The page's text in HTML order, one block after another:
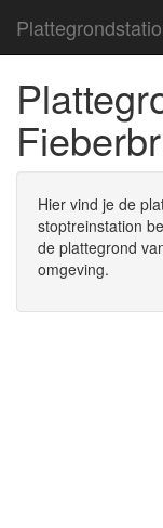
Hier vind je de
stoptreinstation
de plattegrond
omgeving.